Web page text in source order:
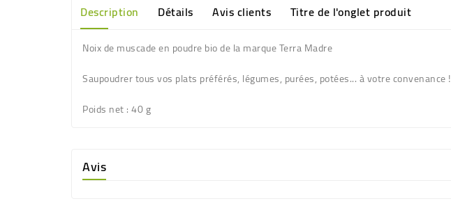
Description Détails Avis clients Titre de l'onglet produit
Noix de muscade en poudre bio de la marque Terra Madre
Saupoudrer tous vos plats préférés, légumes, purées, potées... à votre convenance !
Poids net: 40 g
Avis